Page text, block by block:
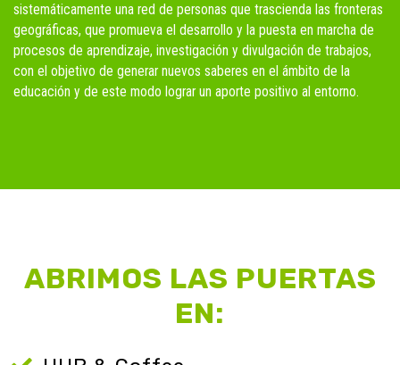
sistemáticamente una red de personas que trascienda las fronteras
geográficas, que promueva el desarrollo y la puesta en marcha de
procesos de aprendizaje, investigación y divulgación de trabajos,
con el objetivo de generar nuevos saberes en el ámbito de la
educación y de este modo lograr un aporte positivo al entorno.
ABRIMOS LAS PUERTAS
EN: